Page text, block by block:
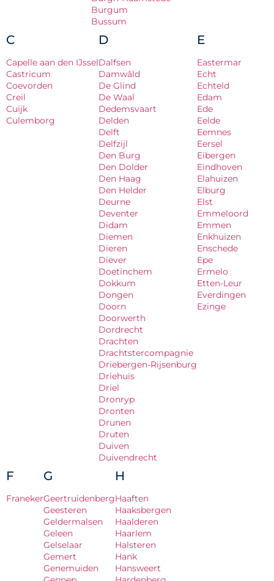
Burgum
Bussum
C
Capelle aan den IJssel
Castricum
Coevorden
Creil
Cuijk
Culemborg
D
Dalfsen
Damwâld
De Glind
De Waal
Dedemsvaart
Delden
Delft
Delfzijl
Den Burg
Den Dolder
Den Haag
Den Helder
Deurne
Deventer
Didam
Diemen
Dieren
Diever
Doetinchem
Dokkum
Dongen
Doorn
Doorwerth
Dordrecht
Drachten
Drachtstercompagnie
Driebergen-Rijsenburg
Driehuis
Driel
Dronryp
Dronten
Drunen
Druten
Duiven
Duivendrecht
E
Eastermar
Echt
Echteld
Edam
Ede
Eelde
Eemnes
Eersel
Eibergen
Eindhoven
Elahuizen
Elburg
Elst
Emmeloord
Emmen
Enkhuizen
Enschede
Epe
Ermelo
Etten-Leur
Everdingen
Ezinge
F
Franeker
G
Geertruidenberg
Geesteren
Geldermalsen
Geleen
Gelselaar
Gemert
Genemuiden
H
Haaften
Haaksbergen
Haalderen
Haarlem
Halsteren
Hank
Hansweert